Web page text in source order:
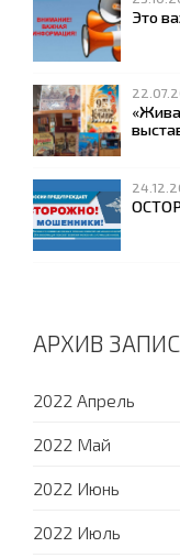
Это
АРХИВ
2022 Апрель
2022 Май
2022 Июнь
2022 Июль